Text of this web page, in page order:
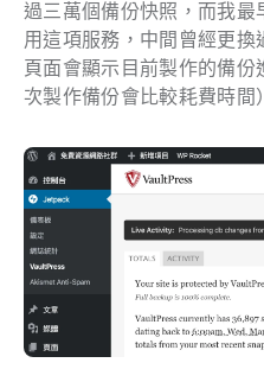
過三萬個備份快照，而我最
用這項服務，中間曾經更換
頁面會顯示目前製作的備份
次製作備份會比較耗費時間